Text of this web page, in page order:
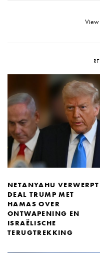
View
NETANYAHU VERWERPT
DEAL TRUMP MET
HAMAS OVER
ONTWAPENING EN
ISRAËLISCHE
TERUGTREKKING